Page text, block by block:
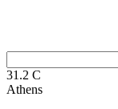
31.2 C
Athens